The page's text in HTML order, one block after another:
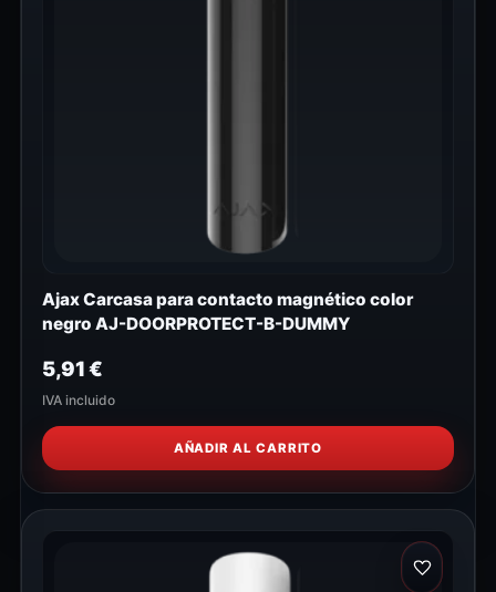
Ajax Carcasa para contacto magnético color
negro AJ-DOORPROTECT-B-DUMMY
5,91€
IVA incluido
AÑADIR AL CARRITO